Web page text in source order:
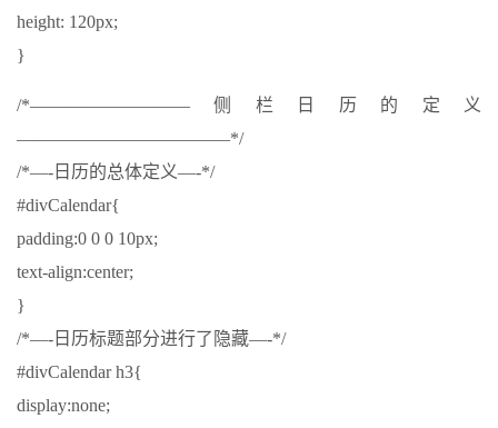
height: 120px;
}
/*—————————侧栏日历的定义
————————————*/
/*—-日历的总体定义—-*/
#divCalendar{
padding:0 0 0 10px;
text-align:center;
}
/*—-日历标题部分进行了隐藏—-*/
#divCalendar h3{
display:none;